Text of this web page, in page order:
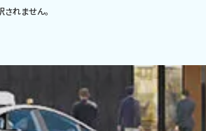
れません。